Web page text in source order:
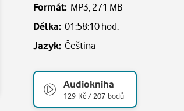
Formát: MP3, 271 MB
Délka: 01:58:10 hod.
Jazyk: Čeština
Audiokniha
129 Kč / 207 bodů